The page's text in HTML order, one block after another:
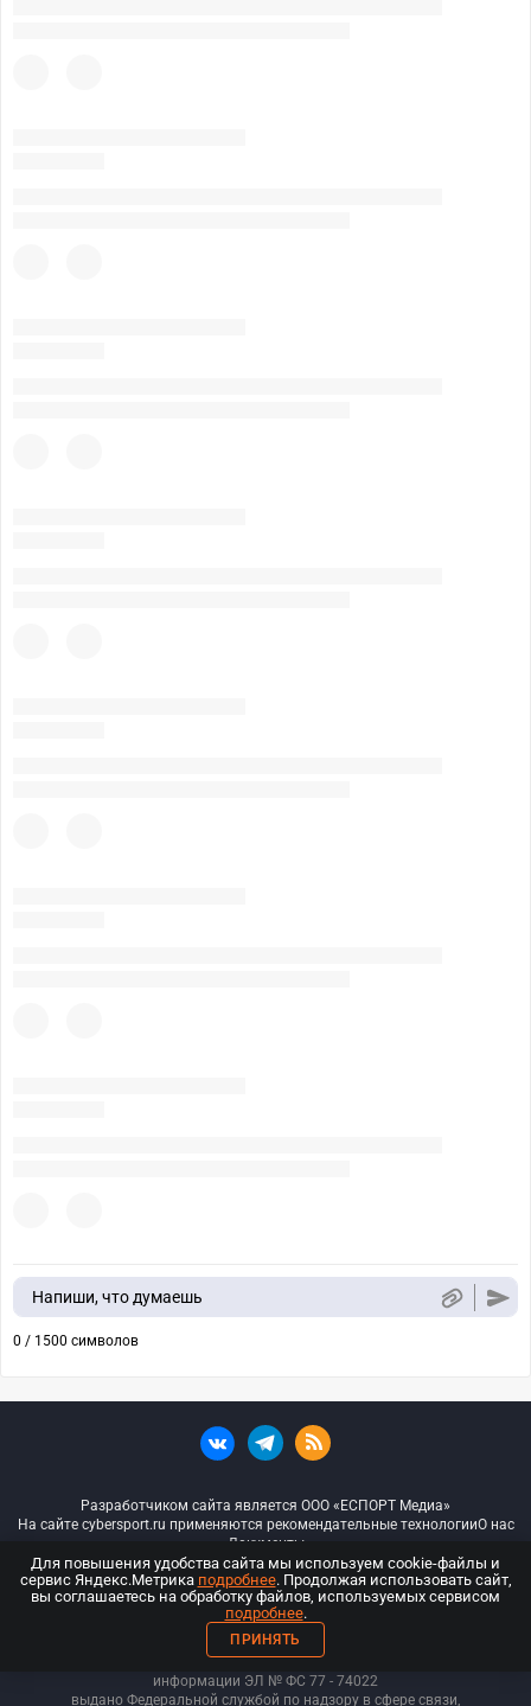
Напиши, что думаешь
0 / 1500 символов
Разработчиком сайта является ООО «ЕСПОРТ Медиа»
На сайте cybersport.ru применяются рекомендательные технологииО нас
Документы
© ООО «Киберспорт.ру» — Все права защищены
18+
ООО «Киберспорт.ру». Свидетельство о регистрации средств массовой
информации ЭЛ № ФС 77 - 74022
выдано Федеральной службой по надзору в сфере связи,
Для повышения удобства сайта мы используем cookie-файлы и
сервис Яндекс.Метрика подробнее. Продолжая использовать сайт,
вы соглашаетесь на обработку файлов, используемых сервисом
подробнее.
ПРИНЯТЬ